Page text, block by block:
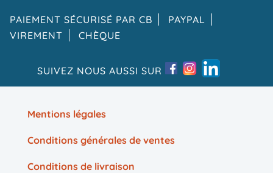
PAIEMENT SÉCURISÉ PAR CB
PAYPAL
VIREMENT
CHÈQUE
SUIVEZ NOUS AUSSI SUR
Mentions légales
Conditions générales de ventes
Conditions de livraison